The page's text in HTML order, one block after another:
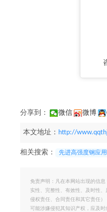
分享到： 微信 微博
本文地址： http://
相关搜索： 先进高强度钢应
免责声明：凡在本网站出现的信
实性、完整性、有效性、及时性
侵权责任、合同责任和其它责任
可能涉嫌侵犯其知识产权，应及